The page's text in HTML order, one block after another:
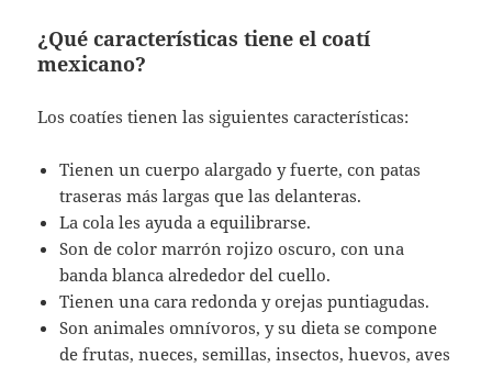
¿Qué características tiene el coatí
mexicano?
Los coatíes tienen las siguientes características:
Tienen un cuerpo alargado y fuerte, con patas
traseras más largas que las delanteras.
La cola les ayuda a equilibrarse.
Son de color marrón rojizo oscuro, con una
banda blanca alrededor del cuello.
Tienen una cara redonda y orejas puntiagudas.
Son animales omnívoros, y su dieta se compone
de frutas, nueces, semillas, insectos, huevos, aves